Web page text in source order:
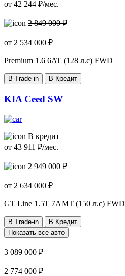
от 42 244 ₽/мес.
2 849 000 ₽
от 2 534 000 ₽
Premium 1.6 6AT (128 л.с) FWD
В Trade-in В Кредит
KIA Ceed SW
В кредит
от 43 911 ₽/мес.
2 949 000 ₽
от 2 634 000 ₽
GT Line 1.5T 7AMT (150 л.с) FWD
В Trade-in
В Кредит
Показать все авто
3 089 000 ₽
2 774 000 ₽